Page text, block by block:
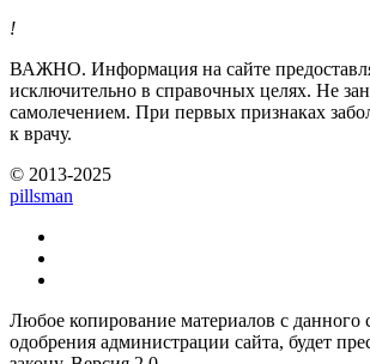
!
ВАЖНО. Информация на сайте
исключительно в справочных целях. Не
самолечением. При первых признаках
к врачу.
© 2013-2025
pillsman
Любое копирование материалов с данного
одобрения администрации сайта, будет